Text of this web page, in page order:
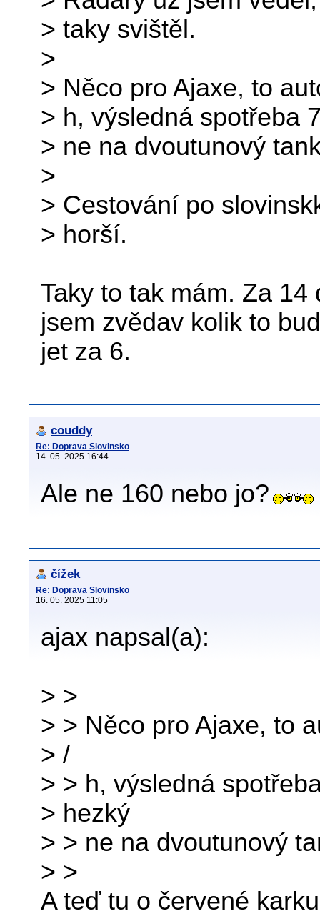
> taky svištěl.
>
> Něco pro Ajaxe, to
> h, výsledná spotřeba
> ne na dvoutunový
>
> Cestování po
> horší.
Taky to tak mám. Za
jsem zvědav kolik to
jet za 6.
couddy
Re: Doprava Slovinsko
14. 05. 2025 16:44
Ale ne 160 nebo jo?
čížek
Re: Doprava Slovinsko
16. 05. 2025 11:05
ajax napsal(a):
> >
> > Něco pro Ajaxe, to
> /
> > h, výsledná
> hezký
> > ne na dvoutunový
> >
A teď tu o červené